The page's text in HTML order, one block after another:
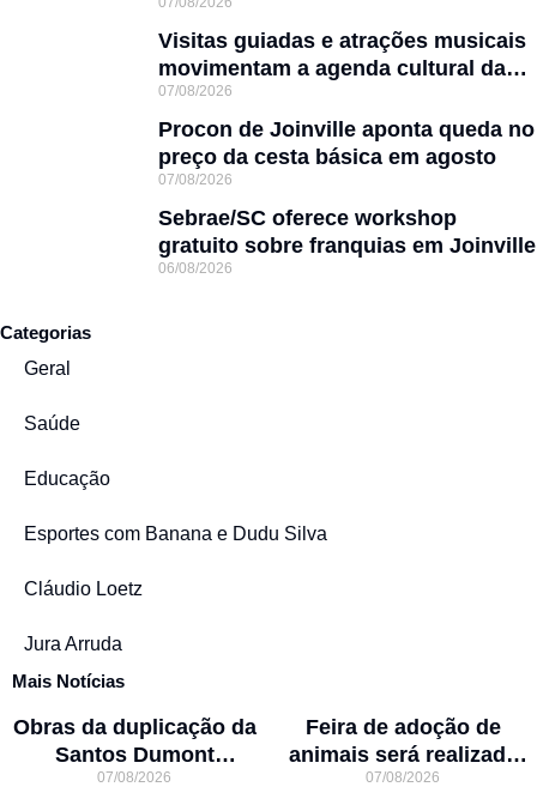
obras
Visitas guiadas e atrações musicais
movimentam a agenda cultural da
semana em Joinville
07/08/2026
Procon de Joinville aponta queda no
preço da cesta básica em agosto
07/08/2026
Sebrae/SC oferece workshop
gratuito sobre franquias em Joinville
06/08/2026
Categorias
Geral
Saúde
Educação
Esportes com Banana e Dudu Silva
Cláudio Loetz
Jura Arruda
Mais Notícias
Obras da duplicação da
Santos Dumont
interditam cruzamento
07/08/2026
Feira de adoção de
animais será realizada
neste domingo na Arena
07/08/2026